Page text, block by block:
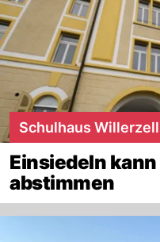
Schulhaus Willerzell
Einsiedeln
abstimmen